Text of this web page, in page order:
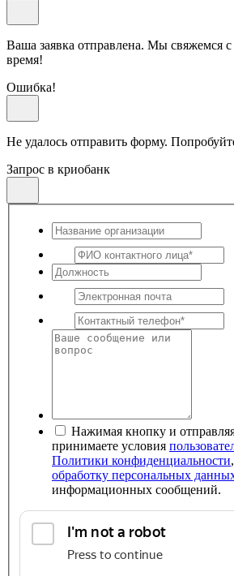
Ваша заявка отправлена. Мы свяжемся
время!
Ошибка!
Не удалось отправить форму.
Запрос в криобанк
Нажимая кнопку и
принимаете условия
Политики конфиденциальности
обработку персональных
информационных сообщений.